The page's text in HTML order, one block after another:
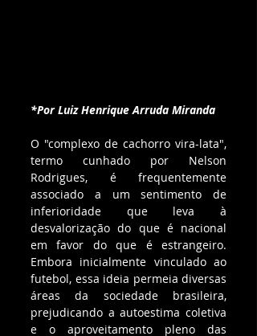
*Por Luiz Henrique Arruda Miranda
O "complexo de cachorro vira-lata",
termo cunhado por Nelson
Rodrigues, é frequentemente
associado a um sentimento de
inferioridade que leva à
desvalorização do que é nacional
em favor do que é estrangeiro.
Embora inicialmente vinculado ao
futebol, essa ideia permeia diversas
áreas da sociedade brasileira,
prejudicando a autoestima coletiva
e o aproveitamento pleno das